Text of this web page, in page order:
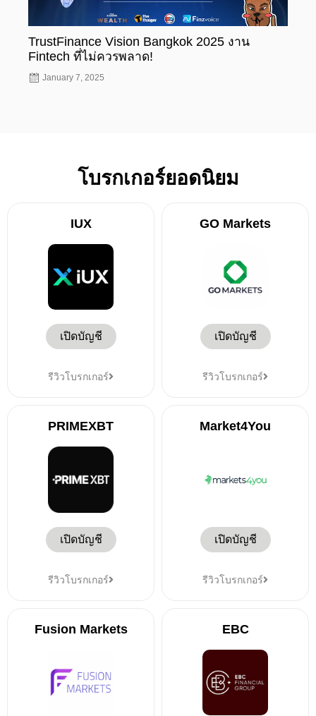
TrustFinance Vision Bangkok 2025 งาน
Fintech ที่ไม่ควรพลาด!
January 7, 2025
โบรกเกอร์ยอดนิยม
IUX
เปิดบัญชี
รีวิวโบรกเกอร์
GO Markets
เปิดบัญชี
รีวิวโบรกเกอร์
PRIMEXBT
เปิดบัญชี
รีวิวโบรกเกอร์
Market4You
เปิดบัญชี
รีวิวโบรกเกอร์
Fusion Markets EBC